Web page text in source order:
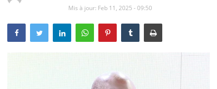
Témoignage
Mis à jour: Feb 11, 2025 - 09:50